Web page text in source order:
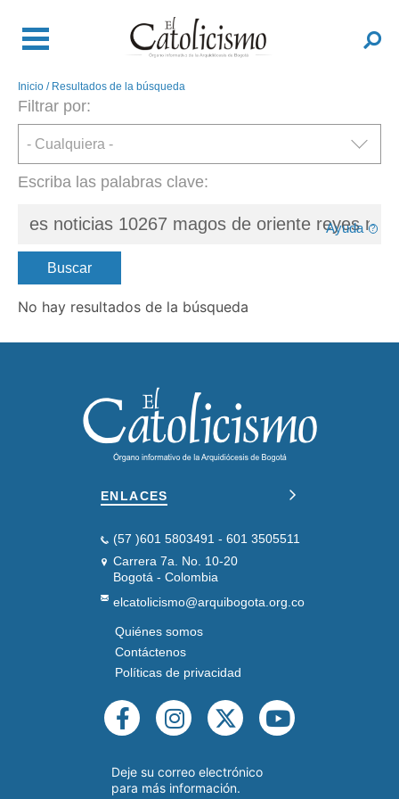
contenido
Buscar
Sobrescribir
enlaces
a
navegación
Inicio Resultados de la búsqueda
Escriba las palabras clave:
Filtrar por:
Buscar
Ayuda
No hay resultados de la búsqueda
ENLACES
(57 )601 5803491 - 601 3505511
Carrera 7a. No. 10-20
Bogotá - Colombia
elcatolicismo@arquibogota.org.co
PIE
DE
PÁGINA
SEGUNDO
Quiénes somos
Contáctenos
Políticas de privacidad
REDES
SOCIALES
Deje su correo electrónico
para más información.